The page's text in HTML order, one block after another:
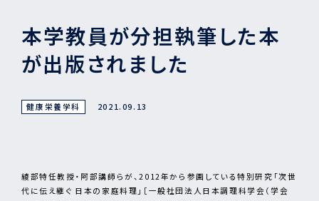
本学教員が分担執筆した本
が出版されました
健康栄養学科 2021.09.13
綾部特任教授・阿部講師らが、2012年から参画している特別研究「次世
代に伝え継ぐ 日本の家庭料理」［一般社団法人日本調理科学会（学会